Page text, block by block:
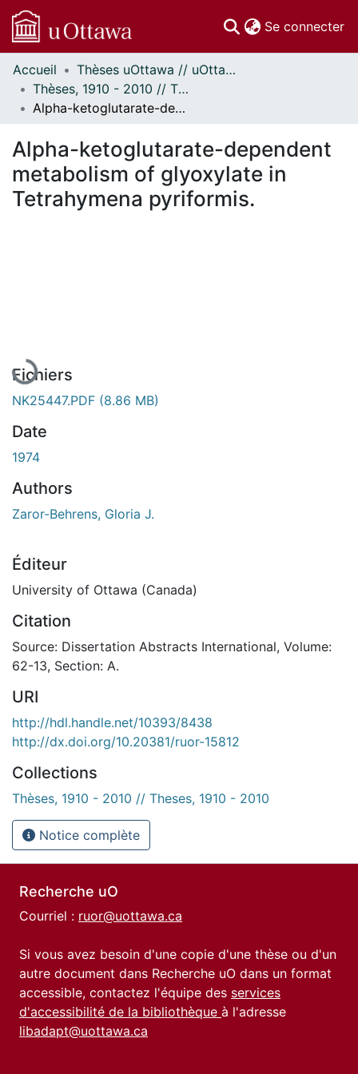
Se connecter
Communautés
et collections
Parcourir
À propos
Accueil
Thèses uOttawa // uOttawa Theses
Thèses, 1910 - 2010 // Theses, 1910 - 2010
Alpha-ketoglutarate-dependent metabolism of glyoxylate in Tetrahymena pyriformis.
Alpha-ketoglutarate-dependent
metabolism of glyoxylate in
Tetrahymena pyriformis.
Fichiers
NK25447.PDF (8.86 MB)
Date
1974
Authors
Zaror-Behrens, Gloria J.
Éditeur
University of Ottawa (Canada)
Citation
Source: Dissertation Abstracts International, Volume:
62-13, Section: A.
URI
http://hdl.handle.net/10393/8438
http://dx.doi.org/10.20381/ruor-15812
Collections
Thèses, 1910 - 2010 // Theses, 1910 - 2010
Notice complète
Recherche uO
Courriel : ruor@uottawa.ca
Si vous avez besoin d'une copie d'une thèse ou d'un
autre document dans Recherche uO dans un format
accessible, contactez l'équipe des services
d'accessibilité de la bibliothèque à l'adresse
libadapt@uottawa.ca